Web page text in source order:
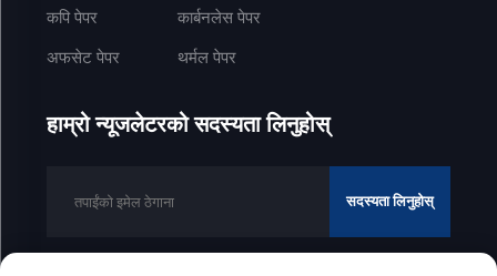
कपि पेपर
अफसेट पेपर
कार्बनलेस पेपर
थर्मल पेपर
हाम्रो न्यूजलेटरको सदस्यता लिनुहोस्
सदस्यता लिनुहोस्